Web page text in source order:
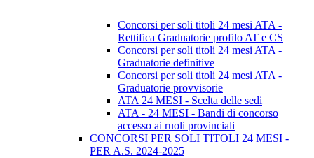
Concorsi per soli titoli 24 mesi ATA -
Rettifica Graduatorie profilo AT e CS
Concorsi per soli titoli 24 mesi ATA -
Graduatorie definitive
Concorsi per soli titoli 24 mesi ATA -
Graduatorie provvisorie
ATA 24 MESI - Scelta delle sedi
ATA - 24 MESI - Bandi di concorso
accesso ai ruoli provinciali
CONCORSI PER SOLI TITOLI 24 MESI -
PER A.S. 2024-2025